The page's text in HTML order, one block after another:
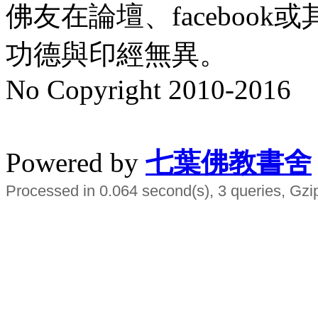
佛友在論壇、facebook
功德與印經無異。
No Copyright 2010-2016
Powered by 七葉佛教書舍
Processed in 0.064 second(s), 3 queries,